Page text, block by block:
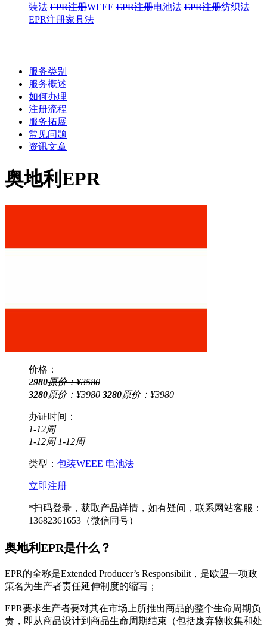
装法 EPR注册WEEE EPR注册电池法 EPR注册纺织法
EPR注册家具法
服务类别
服务概述
如何办理
注册流程
服务拓展
常见问题
资讯文章
奥地利EPR
价格：
2980原价：¥3580
3280原价：¥3980 3280原价：¥3980
办证时间：
1-12周
1-12周 1-12周
类型： 包装WEEE 电池法
立即注册
*扫码登录，获取产品详情，如有疑问，联系网站客服：
13682361653（微信同号）
奥地利EPR是什么？
EPR的全称是Extended Producer’s Responsibilit，是欧盟一项政
策名为生产者责任延伸制度的缩写；
EPR要求生产者要对其在市场上所推出商品的整个生命周期负
责，即从商品设计到商品生命周期结束（包括废弃物收集和处